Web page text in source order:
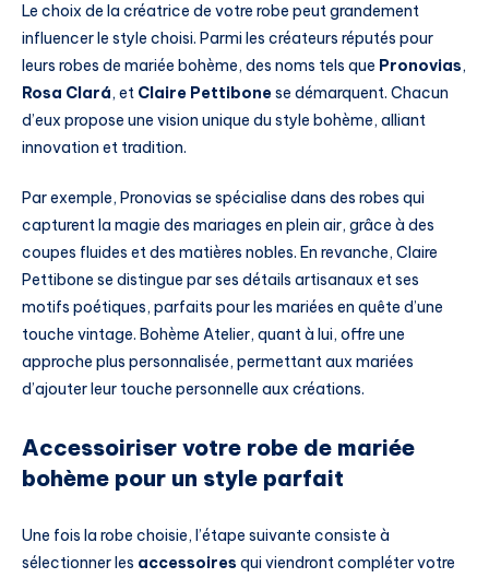
Le choix de la créatrice de votre robe peut grandement
influencer le style choisi. Parmi les créateurs réputés pour
leurs robes de mariée bohème, des noms tels que Pronovias,
Rosa Clará, et Claire Pettibonese démarquent. Chacun
d’eux propose une vision unique du style bohème, alliant
innovation et tradition.
Par exemple, Pronovias se spécialise dans des robes qui
capturent la magie des mariages en plein air, grâce à des
coupes fluides et des matières nobles. En revanche, Claire
Pettibone se distingue par ses détails artisanaux et ses
motifs poétiques, parfaits pour les mariées en quête d’une
touche vintage. Bohème Atelier, quant à lui, offre une
approche plus personnalisée, permettant aux mariées
d’ajouter leur touche personnelle aux créations.
Accessoiriser votre robe de mariée
bohème pour un style parfait
Une fois la robe choisie, l’étape suivante consiste à
sélectionner les accessoires qui viendront compléter votre